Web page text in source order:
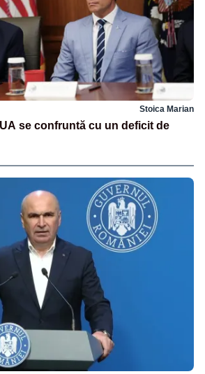
Stoica Marian
se confruntă cu un deficit de